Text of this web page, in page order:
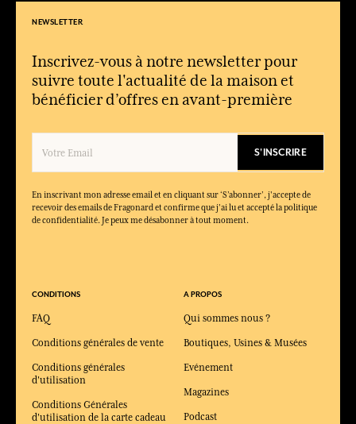
Ce parfum convient-il pour un usage quotidien ?
Oui, malgré sa gourmandise, il reste élégant et peut se porter au
quotidien, notamment en saison fraîche.
Quels produits composent la collection Héliotrope
La collection comprend une eau de parfum, une crème main,
des savons, un savon avec porte-savon et un diffuseur parfumé.
Pourquoi choisir un diffuseur parfumé dans cette collection ?
Le diffuseur permet de créer une ambiance chaleureuse et
gourmande dans la maison, autour de notes de gingembre et de
vanille et la fève tonka.
NEWSLETTER
Inscrivez-vous à notre newsletter pour
suivre toute l'actualité de la maison et
bénéficier d’offres en avant-première
S'INSCRIRE
En inscrivant mon adresse email et en cliquant sur ‘S’abonner’, j'accepte de
recevoir des emails de Fragonard et confirme que j'ai lu et accepté la politique
de confidentialité. Je peux me désabonner à tout moment.
CONDITIONS
FAQ
Conditions générales de vente
Conditions générales
d'utilisation
Conditions Générales
d'utilisation de la carte cadeau
A PROPOS
Qui sommes nous ?
Boutiques, Usines & Musées
Evénement
Magazines
Podcast